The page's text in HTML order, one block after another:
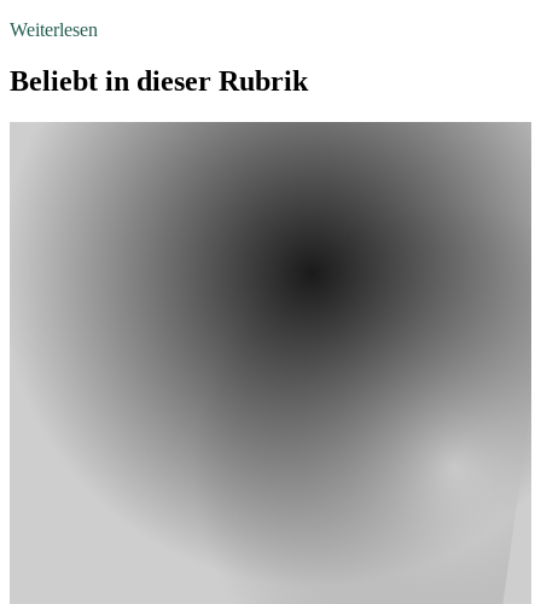
Weiterlesen
Beliebt in dieser Rubrik